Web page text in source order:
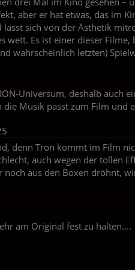
aber er hat etwas, das im
lässt sich von der Ästhetik
wett. Es ist einer dieser
wahrscheinlich letzten)
Universum, deshalb auch
Musik passt zum Film und
denn Tron kommt im Film
auch wegen der tollen
noch aus den Boxen dröhnt,
am Original fest zu halten....